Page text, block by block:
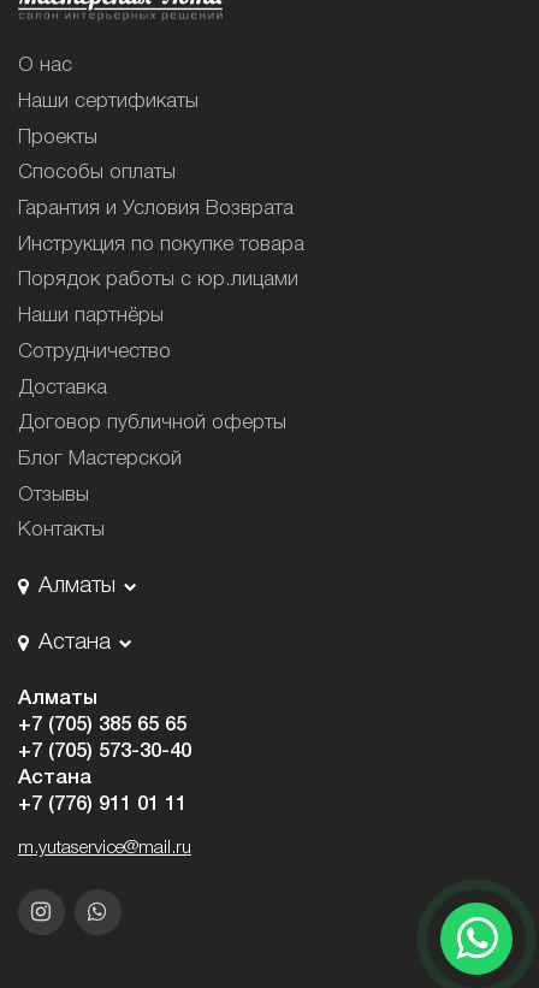
О нас
Наши сертификаты
Проекты
Способы оплаты
Гарантия и Условия Возврата
Инструкция по покупке товара
Порядок работы с юр.лицами
Наши партнёры
Сотрудничество
Доставка
Договор публичной оферты
Блог Мастерской
Отзывы
Контакты
Алматы
Астана
Алматы
+7 (705) 385 65 65
+7 (705) 573-30-40
Астана
+7 (776) 911 01 11
m.yutaservice@mail.ru